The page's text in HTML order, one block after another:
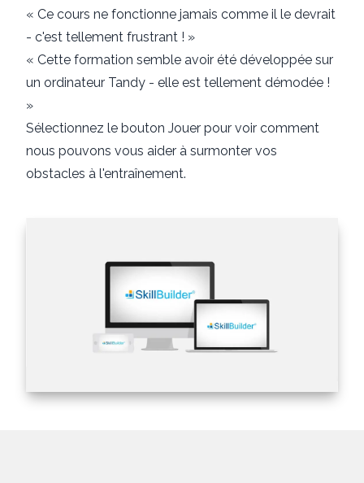
« Ce cours ne fonctionne jamais comme il le devrait
- c'est tellement frustrant ! »
« Cette formation semble avoir été développée sur
un ordinateur Tandy - elle est tellement démodée !
»
Sélectionnez le bouton Jouer pour voir comment
nous pouvons vous aider à surmonter vos
obstacles à l'entraînement.